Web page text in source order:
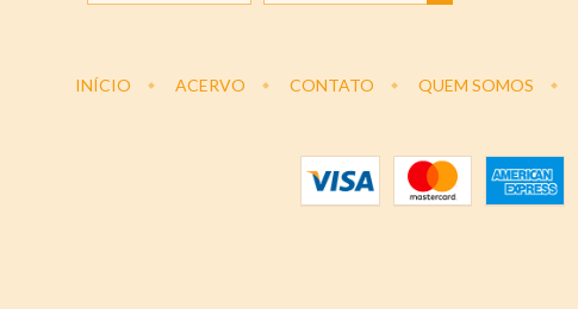
INÍCIO ACERVO CONTATO QUEM SOMOS